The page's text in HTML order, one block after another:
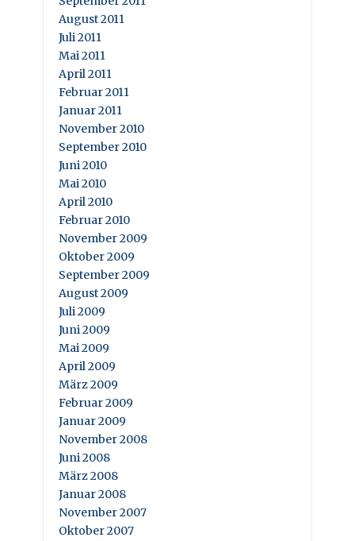
August 2011
Juli 2011
Mai 2011
April 2011
Februar 2011
Januar 2011
November 2010
September 2010
Juni 2010
Mai 2010
April 2010
Februar 2010
November 2009
Oktober 2009
September 2009
August 2009
Juli 2009
Juni 2009
Mai 2009
April 2009
März 2009
Februar 2009
Januar 2009
November 2008
Juni 2008
März 2008
Januar 2008
November 2007
Oktober 2007